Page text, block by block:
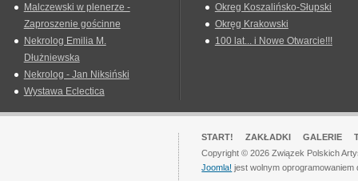
Malczewski w plenerze -
Zaproszenie gościnne
Nekrolog Emilia M.
Dłużniewska
Nekrolog - Jan Niksiński
Wystawa Eclectica
Okreg Koszalińsko-Słupski
Okręg Krakowski
100 lat... i Nowe Otwarcie!!!
START! ZAKŁADKI GALERIE
Copyright © 2026 Związek Polskich
Joomla! jest wolnym